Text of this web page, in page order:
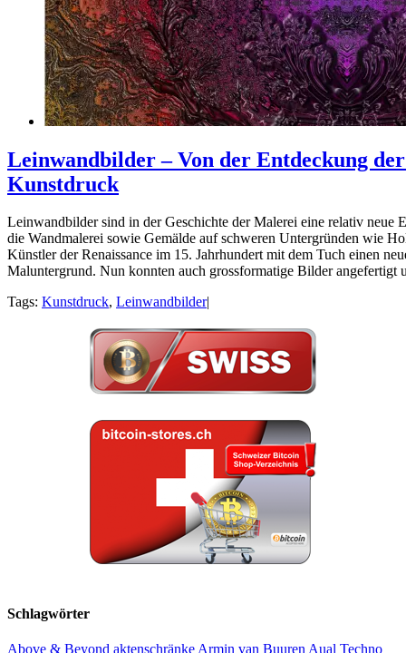
Leinwandbilder – Von der Entdeckung
Kunstdruck
Leinwandbilder sind in der Geschichte der Malerei eine relativ neue
die Wandmalerei sowie Gemälde auf schweren Untergründen wie
Künstler der Renaissance im 15. Jahrhundert mit dem Tuch einen
Maluntergrund. Nun konnten auch grossformatige Bilder angefertigt
Tags: Kunstdruck, Leinwandbilder|
Schlagwörter
Above & Beyond aktenschränke Armin van Buuren Aual Techno